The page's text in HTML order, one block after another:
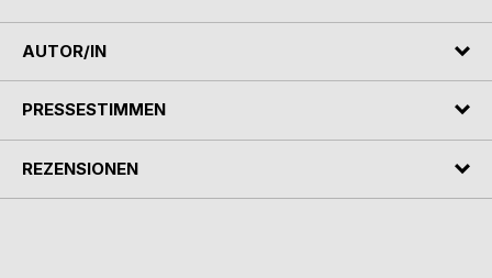
AUTOR/IN
PRESSESTIMMEN
REZENSIONEN